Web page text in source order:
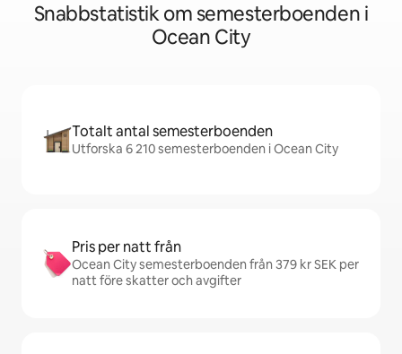
Snabbstatistik om semesterboenden i
Ocean City
Totalt antal semesterboenden
Utforska 6 210 semesterboenden i Ocean City
Pris per natt från
Ocean City semesterboenden från 379 kr SEK per
natt före skatter och avgifter